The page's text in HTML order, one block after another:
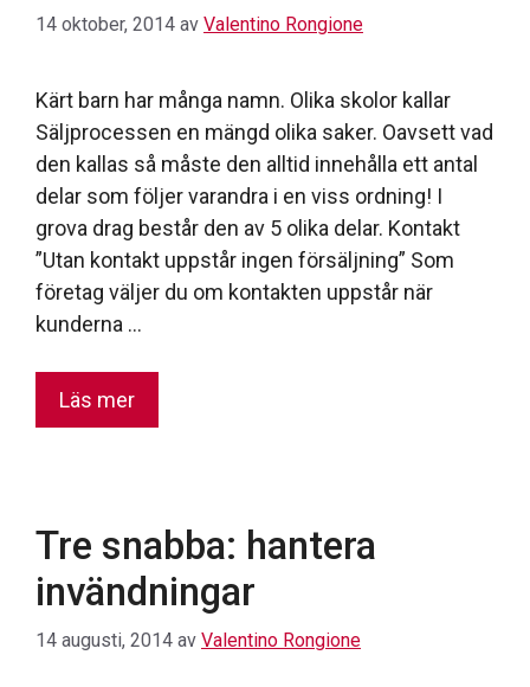
14 oktober, 2014 av Valentino Rongione
Kärt barn har många namn. Olika skolor kallar
Säljprocessen en mängd olika saker. Oavsett vad
den kallas så måste den alltid innehålla ett antal
delar som följer varandra i en viss ordning! I
grova drag består den av 5 olika delar. Kontakt
”Utan kontakt uppstår ingen försäljning” Som
företag väljer du om kontakten uppstår när
kunderna …
Läs mer
Tre snabba: hantera
invändningar
14 augusti, 2014 av Valentino Rongione